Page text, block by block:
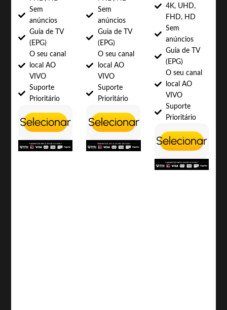
Sem
anúncios
Guia de TV
(EPG)
O seu canal
local AO
VIVO
Suporte
Prioritário
Selecionar
Sem
anúncios
Guia de TV
(EPG)
O seu canal
local AO
VIVO
Suporte
Prioritário
Selecionar
4K, UHD,
FHD, HD
Sem
anúncios
Guia de TV
(EPG)
O seu canal
local AO
VIVO
Suporte
Prioritário
Selecionar